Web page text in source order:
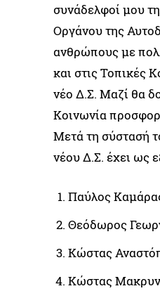
συνάδελφοί μου
Οργάνου της
ανθρώπους με
και στις Τοπικές
νέο Δ.Σ. Μαζί θα
Κοινωνία
Μετά τη σύστασή
νέου Δ.Σ. έχει ως
Παύλος
Θεόδωρος
Κώστας
Κώστας